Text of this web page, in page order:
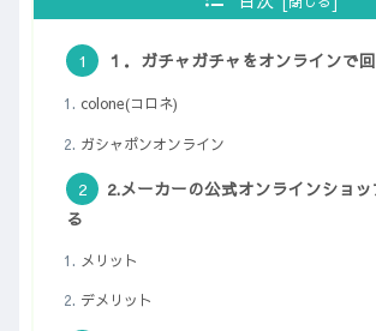
１．ガチャガチャをオンラインで
colone(コロネ)
ガシャポンオンライン
2.メーカーの公式オンラインショ
る
メリット
デメリット